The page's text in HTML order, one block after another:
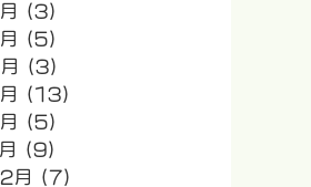
(3)
(5)
(3)
(13)
(5)
(9)
月
(7)